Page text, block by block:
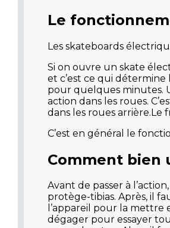
Le
Les skateboards
Si on ouvre un skate
et c’est ce qui
pour quelques minutes.
action dans les roues.
dans les roues
C’est en général le
Comment bien
Avant de passer à
protège-tibias. Après, il
l’appareil pour la mettre
dégager pour essayer